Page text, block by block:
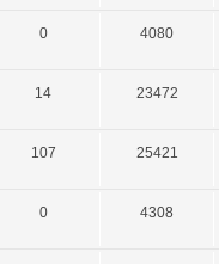
0 4080
14 23472
107 25421
0 4308